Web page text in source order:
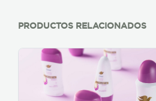
PRODUCTOS RELACIONADOS